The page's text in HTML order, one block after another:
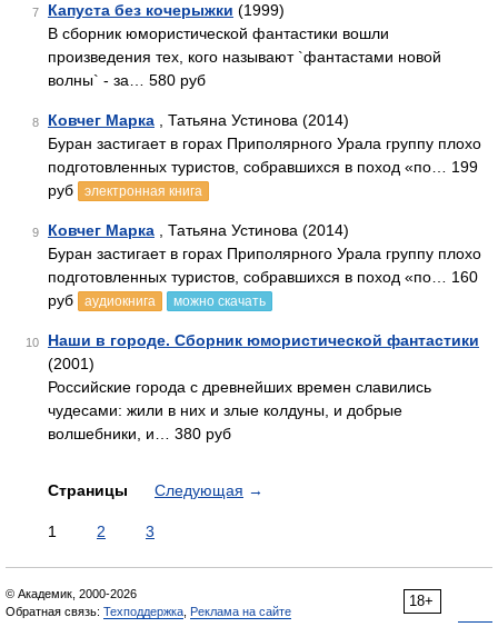
7 Капуста без кочерыжки (1999)
В сборник юмористической фантастики вошли
произведения тех, кого называют `фантастами новой
волны` - за… 580 руб
8 Ковчег Марка , Татьяна Устинова (2014)
Буран застигает в горах Приполярного Урала группу плохо
подготовленных туристов, собравшихся в поход «по… 199
руб
электронная книга
9 Ковчег Марка , Татьяна Устинова (2014)
Буран застигает в горах Приполярного Урала группу плохо
подготовленных туристов, собравшихся в поход «по… 160
руб
аудиокнига можно скачать
10
Наши в городе. Сборник юмористической фантастики
(2001)
Российские города с древнейших времен славились
чудесами: жили в них и злые колдуны, и добрые
волшебники, и… 380 руб
Страницы Следующая →
1 2 3
18+
© Академик, 2000-2026
Обратная связь: Техподдержка Реклама на сайте